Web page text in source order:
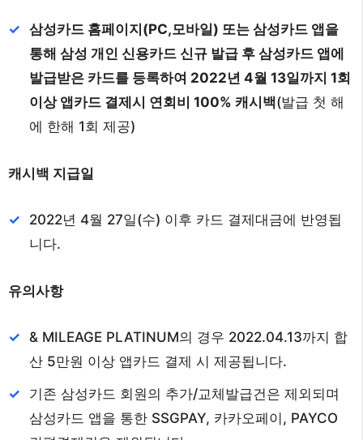
삼성카드 홈페이지(PC,모바일) 또는 삼성카드 앱을
통해 삼성 개인 신용카드 신규 발급 후 삼성카드 앱에
발급받은 카드를 등록하여 2022년 4월 13일까지 1회
이상 앱카드 결제시 연회비 100% 캐시백(발급 첫 해
에 한해 1회 제공)
캐시백 지급일
2022년 4월 27일(수) 이후 카드 결제대금에 반영됩
니다.
유의사항
& MILEAGE PLATINUM의 경우 2022.04.13까지 합
산 5만원 이상 앱카드 결제 시 제공됩니다.
기존 삼성카드 회원의 추가/교체발급건은 제외되며
삼성카드 앱을 통한 SSGPAY, 카카오페이, PAYCO